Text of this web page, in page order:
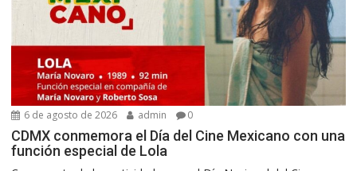
6 de agosto de 2026 admin 0
CDMX conmemora el Día del Cine Mexicano con una
función especial de Lola